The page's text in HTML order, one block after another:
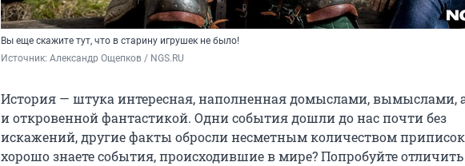
Вы еще скажите тут, что в старину игрушек не было!
Источник: Александр Ощепков / NGS.RU
История — штука интересная, наполненная домыслами, вымыслами,
и откровенной фантастикой. Одни события дошли до нас почти без
искажений, другие факты обросли несметным количеством
хорошо знаете события, происходившие в мире? Попробуйте